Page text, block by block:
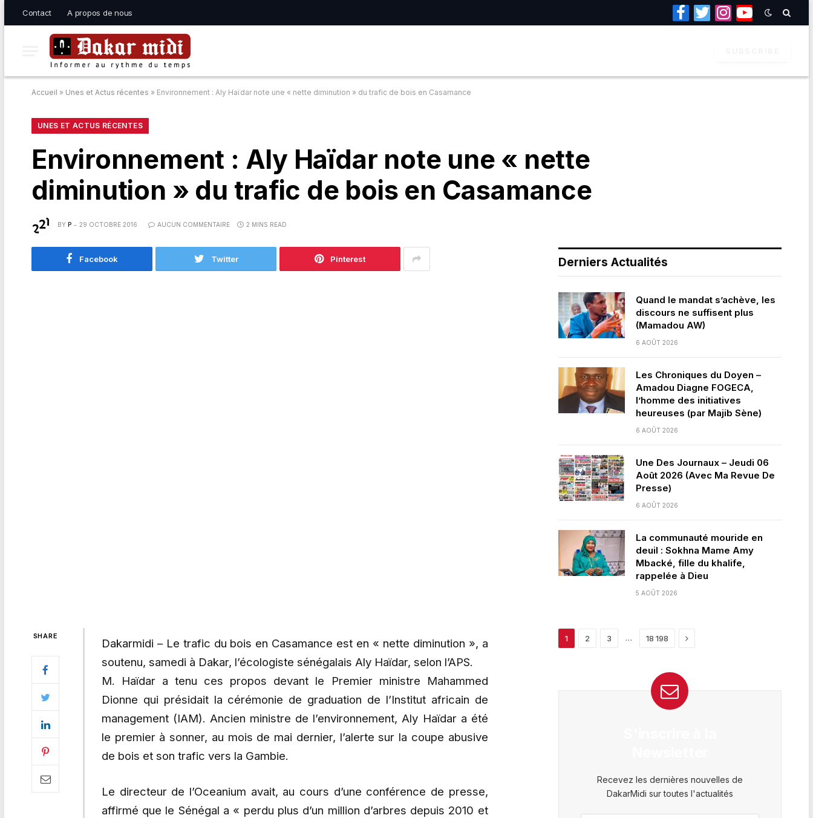
Contact A propos de nous
Facebook
TwitterInstagramYouTube
Accueil » Unes et Actus récentes » Environnement : Aly Haïdar note une « nette diminution » du trafic de bois en Casamance
UNES ET ACTUS RÉCENTES
Environnement : Aly Haïdar note une « nette
diminution » du trafic de bois en Casamance
BY P 29 OCTOBRE 2016 AUCUN COMMENTAIRE 2 MINS READ
Facebook Twitter Pinterest
SHARE
Dakarmidi – Le trafic du bois en Casamance est en « nette diminution », a
soutenu, samedi à Dakar, l’écologiste sénégalais Aly Haïdar, selon l’APS.
M. Haïdar a tenu ces propos devant le Premier ministre Mahammed
Dionne qui présidait la cérémonie de graduation de l’Institut africain de
management (IAM). Ancien ministre de l’environnement, Aly Haïdar a été
le premier à sonner, au mois de mai dernier, l’alerte sur la coupe abusive
de bois et son trafic vers la Gambie.
Le directeur de l’Oceanium avait, au cours d’une conférence de presse,
affirmé que le Sénégal a « perdu plus d’un million d’arbres depuis 2010 et
Derniers Actualités
Quand le mandat s’achève, les
discours ne suffisent plus
(Mamadou AW)
6 AOÛT 2026
Les Chroniques du Doyen –
Amadou Diagne FOGECA,
l’homme des initiatives
heureuses (par Majib Sène)
6 AOÛT 2026
Une Des Journaux – Jeudi 06
Août 2026 (Avec Ma Revue De
Presse)
6 AOÛT 2026
La communauté mouride en
deuil : Sokhna Mame Amy
Mbacké, fille du khalife,
rappelée à Dieu
5 AOÛT 2026
1 2 3 … 18 198 Next
Recevez les dernières nouvelles de
DakarMidi sur toutes l'actualités